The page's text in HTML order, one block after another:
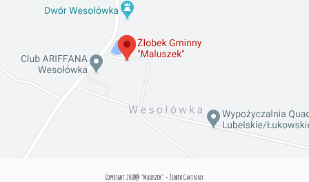
Copyright 2018@ "Maluszek" - Żłobek Gminny